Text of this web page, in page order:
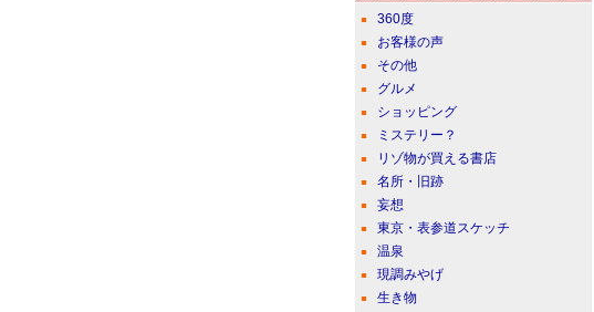
360度
お客様の声
その他
グルメ
ショッピング
ミステリー？
リゾ物が買える書店
名所・旧跡
妄想
東京・表参道スケッチ
温泉
現調みやげ
生き物